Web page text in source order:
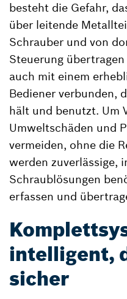
besteht die Gefahr,
über leitende
Schrauber und von
Steuerung
auch mit einem
Bediener verbunden,
hält und benutzt. Um
Umweltschäden und
vermeiden, ohne die
werden zuverlässige,
Schraublösungen
erfassen und
intelligent,
sicher